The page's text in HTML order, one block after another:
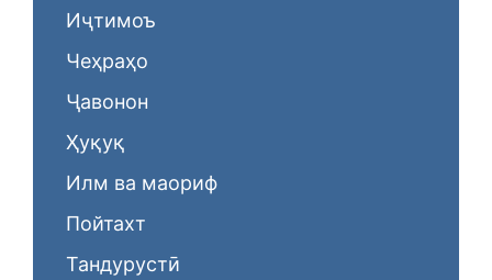
Иҷтимоъ
Чеҳраҳо
Ҷавонон
Ҳуқуқ
Илм ва маориф
Пойтахт
Тандурустӣ